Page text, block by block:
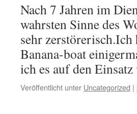
Nach 7 Jahren im
wahrsten Sinne des
sehr zerstörerisch.Ich
Banana-boat
ich es auf den
Veröffentlicht unter Uncategorized |